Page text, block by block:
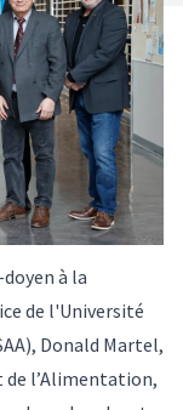
à la
de l'Université
Donald Martel,
de l’Alimentation,